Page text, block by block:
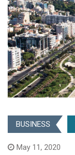
BUSINESS
May 11, 2020